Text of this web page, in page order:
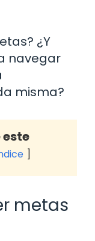
¿Y
navegar
misma?
este
metas